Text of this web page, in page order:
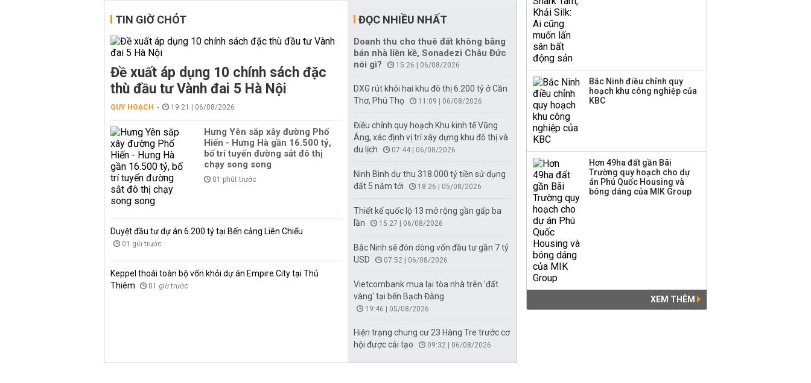
TIN GIỜ CHÓT
Đề xuất áp dụng 10 chính sách đặc
thù đầu tư Vành đai 5 Hà Nội
QUY HOẠCH 19:21 | 06/08/2026
Hưng Yên sắp xây đường Phố
Hiến - Hưng Hà gần 16.500 tỷ,
bố trí tuyến đường sắt đô thị
chạy song song
01 phút trước
Duyệt đầu tư dự án 6.200 tỷ tại Bến cảng Liên Chiểu
01 giờ trước
Keppel thoái toàn bộ vốn khỏi dự án Empire City tại Thủ
Thiêm
01 giờ trước
ĐỌC NHIỀU NHẤT
Doanh thu cho thuê đất không bằng
bán nhà liền kề, Sonadezi Châu Đức
nói gì?
15:26 | 06/08/2026
DXG rút khỏi hai khu đô thị 6.200 tỷ ở Cần
Thơ, Phú Thọ
11:09 | 06/08/2026
Điều chỉnh quy hoạch Khu kinh tế Vũng
Áng, xác định vị trí xây dựng khu đô thị và
du lịch
07:44 | 06/08/2026
Ninh Bình dự thu 318.000 tỷ tiền sử dụng
đất 5 năm tới
18:26 | 05/08/2026
Thiết kế quốc lộ 13 mở rộng gần gấp ba
lần
15:27 | 06/08/2026
Bắc Ninh sẽ đón dòng vốn đầu tư gần 7 tỷ
USD
07:52 | 06/08/2026
Vietcombank mua lại tòa nhà trên 'đất
vàng' tại bến Bạch Đằng
19:46 | 05/08/2026
Hiện trạng chung cư 23 Hàng Tre trước cơ
hội được cải tạo
09:32 | 06/08/2026
Bắc Ninh điều chỉnh quy
hoạch khu công nghiệp của
KBC
Hơn 49ha đất gần Bãi
Trường quy hoạch cho dự
án Phú Quốc Housing và
bóng dáng của MIK Group
XEM THÊM